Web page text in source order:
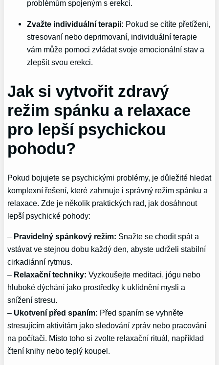
problémům spojeným s erekcí.
Zvažte individuální terapii: Pokud se cítíte přetíženi,
stresovaní nebo deprimovaní, individuální terapie
vám může pomoci zvládat svoje emocionální stav a
zlepšit svou erekci.
Jak si vytvořit zdravý
režim spánku a relaxace
pro lepší psychickou
pohodu?
Pokud bojujete se psychickými problémy, je důležité hledat
komplexní řešení, které zahrnuje i správný režim spánku a
relaxace. Zde je několik praktických rad, jak dosáhnout
lepší psychické pohody:
– Pravidelný spánkový režim: Snažte se chodit spát a
vstávat ve stejnou dobu každý den, abyste udrželi stabilní
cirkadiánní rytmus.
– Relaxační techniky: Vyzkoušejte meditaci, jógu nebo
hluboké dýchání jako prostředky k uklidnění mysli a
snížení stresu.
– Ukotvení před spaním: Před spaním se vyhněte
stresujícím aktivitám jako sledování zpráv nebo pracování
na počítači. Místo toho si zvolte relaxační rituál, například
čtení knihy nebo teplý koupel.